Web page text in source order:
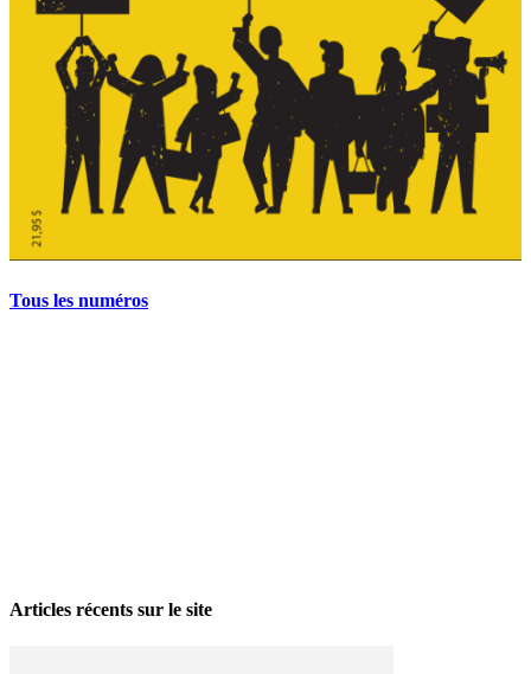
Tous les numéros
Articles récents sur le site